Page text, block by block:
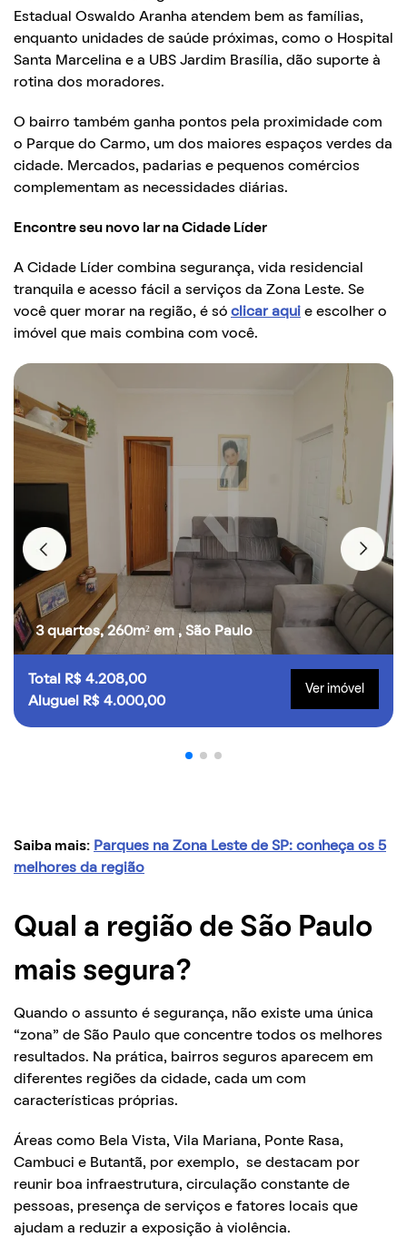
Estadual Oswaldo Aranha atendem bem as famílias,
enquanto unidades de saúde próximas, como o Hospital
Santa Marcelina e a UBS Jardim Brasília, dão suporte à
rotina dos moradores.
O bairro também ganha pontos pela proximidade com
o Parque do Carmo, um dos maiores espaços verdes da
cidade. Mercados, padarias e pequenos comércios
complementam as necessidades diárias.
Encontre seu novo lar na Cidade Líder
A Cidade Líder combina segurança, vida residencial
tranquila e acesso fácil a serviços da Zona Leste. Se
você quer morar na região, é só clicar aqui e escolher o
imóvel que mais combina com você.
3 quartos, 260m² em , São Paulo
Total R$ 4.208,00
Aluguel R$ 4.000,00
Ver imóvel
Saiba mais: Parques na Zona Leste de SP: conheça os 5
melhores da região
Qual a região de São Paulo
mais segura?
Quando o assunto é segurança, não existe uma única
“zona” de São Paulo que concentre todos os melhores
resultados. Na prática, bairros seguros aparecem em
diferentes regiões da cidade, cada um com
características próprias.
Áreas como Bela Vista, Vila Mariana, Ponte Rasa,
Cambuci e Butantã, por exemplo, se destacam por
reunir boa infraestrutura, circulação constante de
pessoas, presença de serviços e fatores locais que
ajudam a reduzir a exposição à violência.